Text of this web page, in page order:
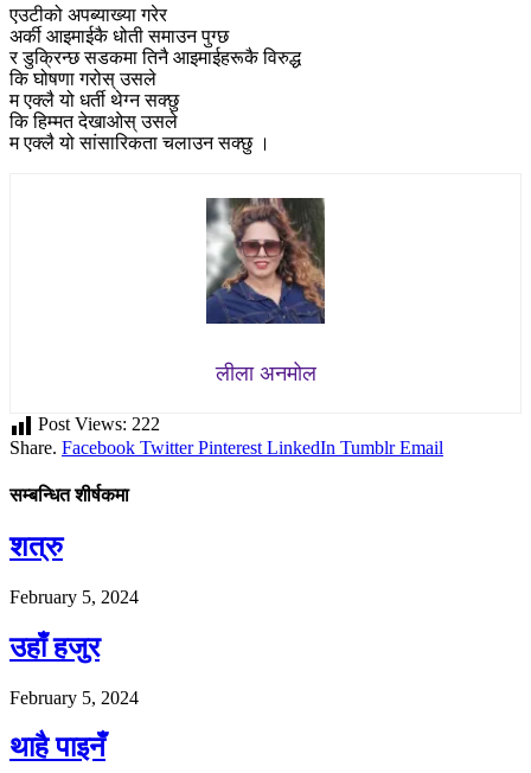
एउटीको अपब्याख्या गरेर
अर्की आइमाईकै धोती समाउन पुग्छ
र डुक्रिन्छ सडकमा तिनै आइमाईहरूकै विरुद्ध
कि घोषणा गरोस् उसले
म एक्लै यो धर्ती थेग्न सक्छु
कि हिम्मत देखाओस् उसले
म एक्लै यो सांसारिकता चलाउन सक्छु ।
लीला अनमोल
Post Views: 222
Share. Facebook Twitter Pinterest LinkedIn Tumblr Email
सम्बन्धित शीर्षकमा
शत्रु
February 5, 2024
उहाँ हजुर
February 5, 2024
थाहै पाइनँ